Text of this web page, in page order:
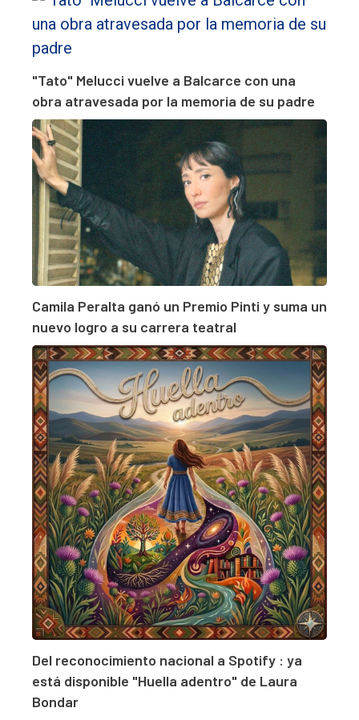
"Tato" Melucci vuelve a Balcarce con una
obra atravesada por la memoria de su padre
Camila Peralta ganó un Premio Pinti y suma un
nuevo logro a su carrera teatral
Del reconocimiento nacional a Spotify : ya
está disponible "Huella adentro" de Laura
Bondar